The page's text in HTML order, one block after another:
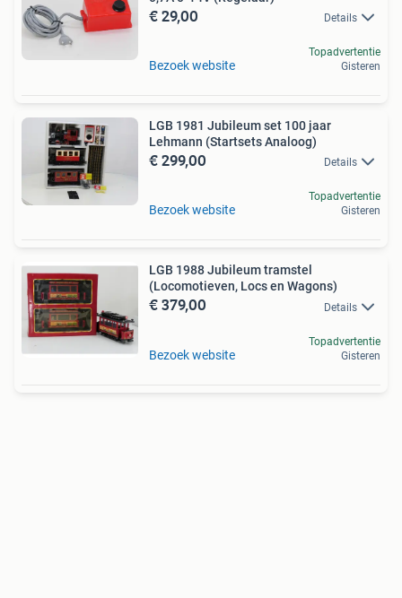
€ 29,00 Details
Bezoek website
Topadvertentie
Gisteren
LGB 1981 Jubileum set 100 jaar
Lehmann (Startsets Analoog)
€ 299,00 Details
Bezoek website
Topadvertentie
Gisteren
LGB 1988 Jubileum tramstel
(Locomotieven, Locs en Wagons)
€ 379,00 Details
Bezoek website
Topadvertentie
Gisteren